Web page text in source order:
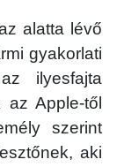
alatta lévő
gyakorlati
ilyesfajta
az Apple-től
szerint
aki